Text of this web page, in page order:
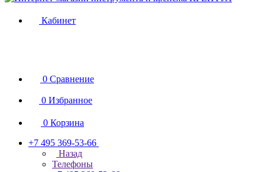
Кабинет
0 Сравнение
0 Избранное
0 Корзина
+7 495 369-53-66
Назад
Телефоны